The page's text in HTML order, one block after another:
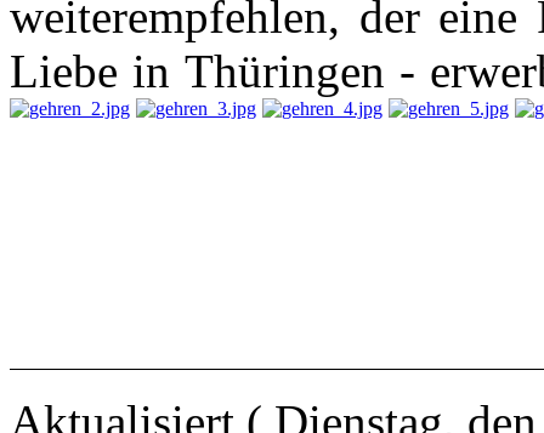
weiterempfehlen, der
Liebe in Thüringen -
Aktualisiert ( Dienstag,